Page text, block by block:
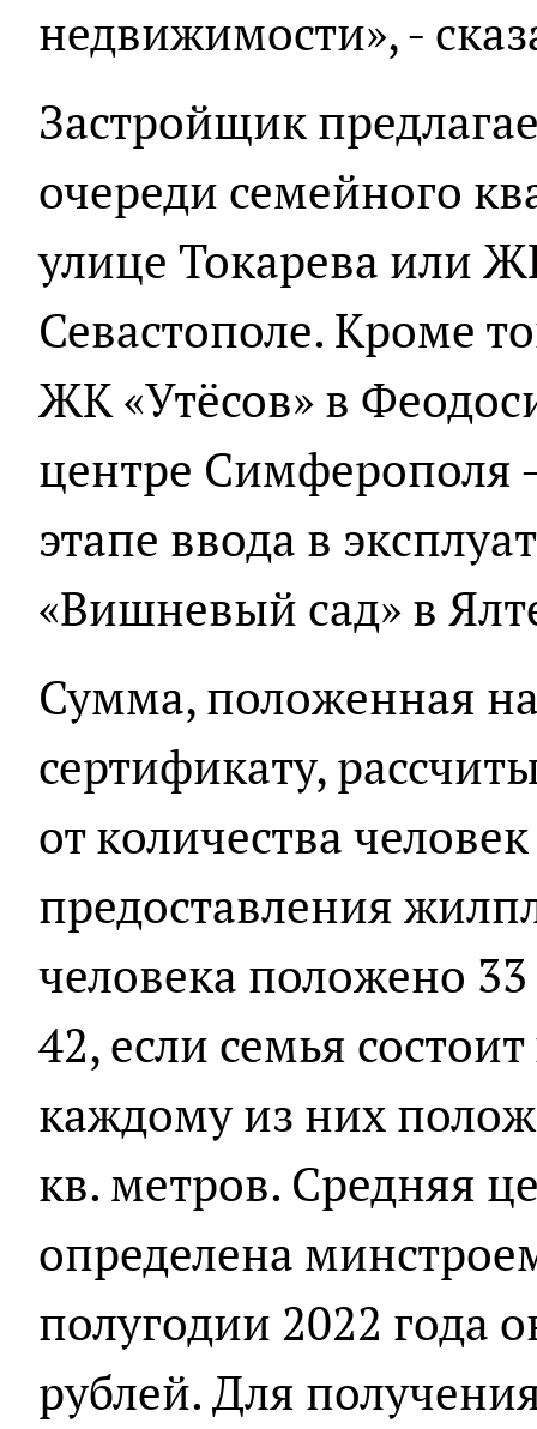
недвижимости», -
Застройщик
очереди семейного
улице Токарева или
Севастополе. Кроме
ЖК «Утёсов» в
центре Симферополя
этапе ввода в
«Вишневый сад» в
Сумма, положенная
сертификату,
от количества
предоставления
человека положено
42, если семья
каждому из них
кв. метров. Средняя
определена
полугодии 2022 года
рублей. Для